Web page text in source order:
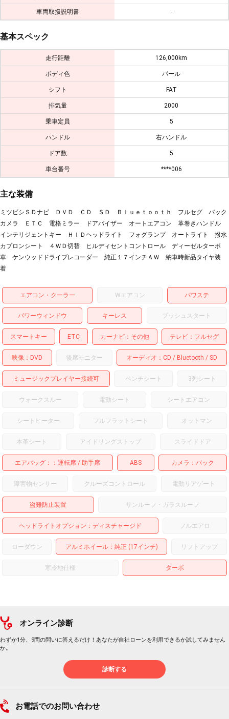
車両取扱説明書 -
基本スペック
走行距離 126,000km
ボディ色 パール
シフト FAT
排気量 2000
乗車定員 5
ハンドル 右ハンドル
ドア数 5
車台番号 ****006
主な装備
ミツビシＳＤナビ ＤＶＤ ＣＤ ＳＤ Ｂｌｕｅｔｏｏｔｈ フルセグ バック
カメラ ＥＴＣ 電格ミラー ドアバイザー オートエアコン 革巻きハンドル
インテリジェントキー ＨＩＤヘッドライト フォグランプ オートライト 撥水
カプロンシート ４ＷＤ切替 ヒルディセントコントロール ディーゼルターボ
車 ケンウッドドライブレコーダー 純正１７インチＡＷ 納車時新品タイヤ装
着
エアコン・クーラー Wエアコン パワステ
パワーウィンドウ キーレス プッシュスタート
スマートキー ETC カーナビ その他 テレビ フルセグ
映像 DVD 後席モニター オーディオ CD Bluetooth SD
ミュージックプレイヤー接続可 ベンチシート 3列シート
ウォークスルー 電動シート シートエアコン
シートヒーター フルフラットシート オットマン
本革シート アイドリングストップ スライドドア-
エアバッグ： 運転席 助手席 ABS カメラ バック
障害物センサー クルーズコントロール 電動リアゲート
盗難防止装置 サンルーフ・ガラスルーフ
ヘッドライトオプション ディスチャージド フルエアロ
ローダウン アルミホイール：純正 (17インチ) リフトアップ
寒冷地仕様 ターボ
オンライン診断
わずか1分、9問の問いに答えるだけ！あなたが自社ローンを利用できるか試してみません
か。
診断する
お電話でのお問い合わせ